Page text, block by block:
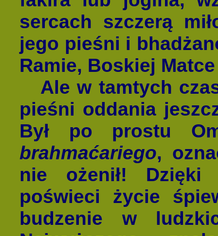
sercach szczerą
jego pieśni i
Ramie, Boskiej
Ale w tamtych
pieśni oddania
Był po prostu
brahmaćariego,
nie ożenił! Dzięki
poświeci życie
budzenie w